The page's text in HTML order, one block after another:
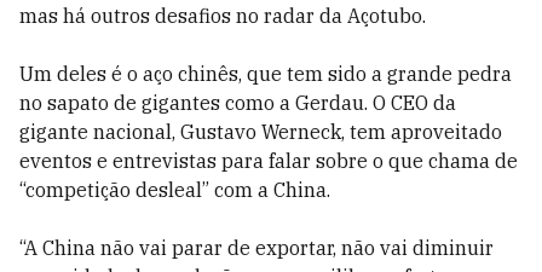
mas há outros desafios no radar da Açotubo.
Um deles é o aço chinês, que tem sido a grande pedra
no sapato de gigantes como a Gerdau. O CEO da
gigante nacional, Gustavo Werneck, tem aproveitado
eventos e entrevistas para falar sobre o que chama de
“competição desleal” com a China.
“A China não vai parar de exportar, não vai diminuir